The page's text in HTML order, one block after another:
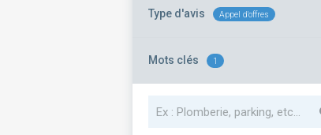
Type d'avis Appel d'offres
Mots clés 1